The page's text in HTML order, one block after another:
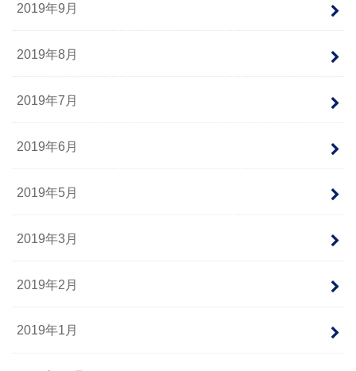
2019年9月
2019年8月
2019年7月
2019年6月
2019年5月
2019年3月
2019年2月
2019年1月